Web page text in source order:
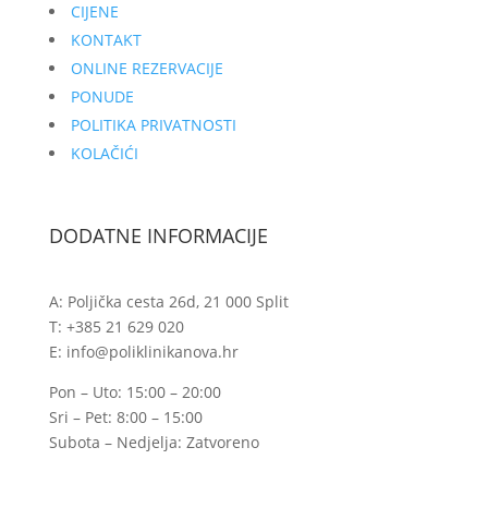
CIJENE
KONTAKT
ONLINE REZERVACIJE
PONUDE
POLITIKA PRIVATNOSTI
KOLAČIĆI
DODATNE INFORMACIJE
A: Poljička cesta 26d, 21 000 Split
T: +385 21 629 020
E: info@poliklinikanova.hr
Pon – Uto: 15:00 – 20:00
Sri – Pet: 8:00 – 15:00
Subota – Nedjelja: Zatvoreno